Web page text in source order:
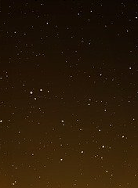
de cette
le marxisme
Lydia
il connaît
dans le New
prophéties de
et il
qui